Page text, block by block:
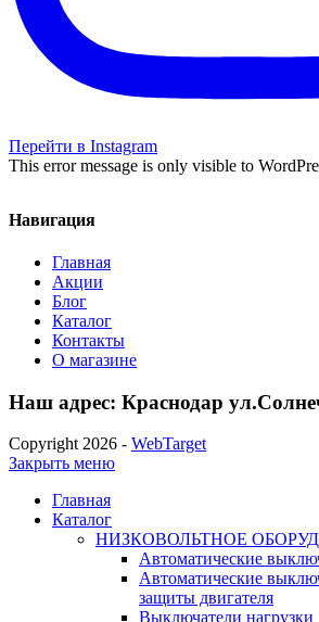
Перейти в Instagram
This error message is only visible to
Навигация
Главная
Акции
Блог
Каталог
Контакты
О магазине
Наш адрес: Краснодар
Copyright 2026 - WebTarget
Закрыть меню
Главная
Каталог
НИЗКОВОЛЬТНОЕ
Автоматические
Автоматические
защиты двигателя
Выключатели нагрузки